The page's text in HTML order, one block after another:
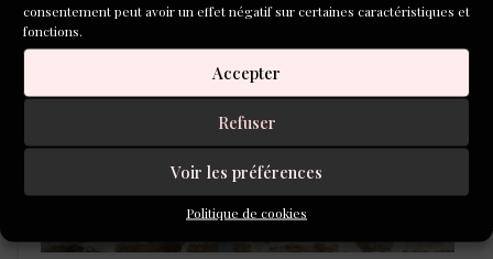
consentement peut avoir un effet négatif sur certaines caractéristiques et
fonctions.
Accepter
Refuser
Voir les préférences
Politique de cookies